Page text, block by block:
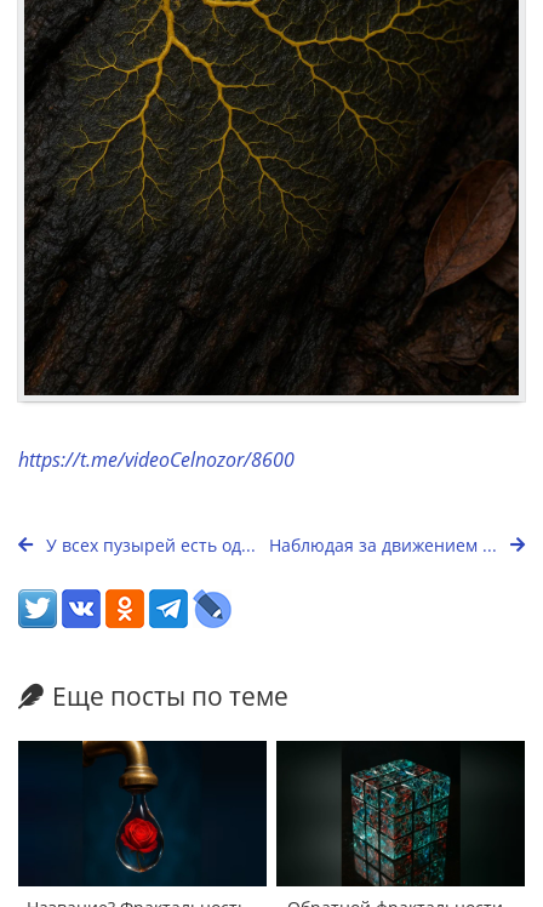
https://t.me/videoCelnozor/8600
У всех пузырей есть од... Наблюдая за движением ...
Еще посты по теме